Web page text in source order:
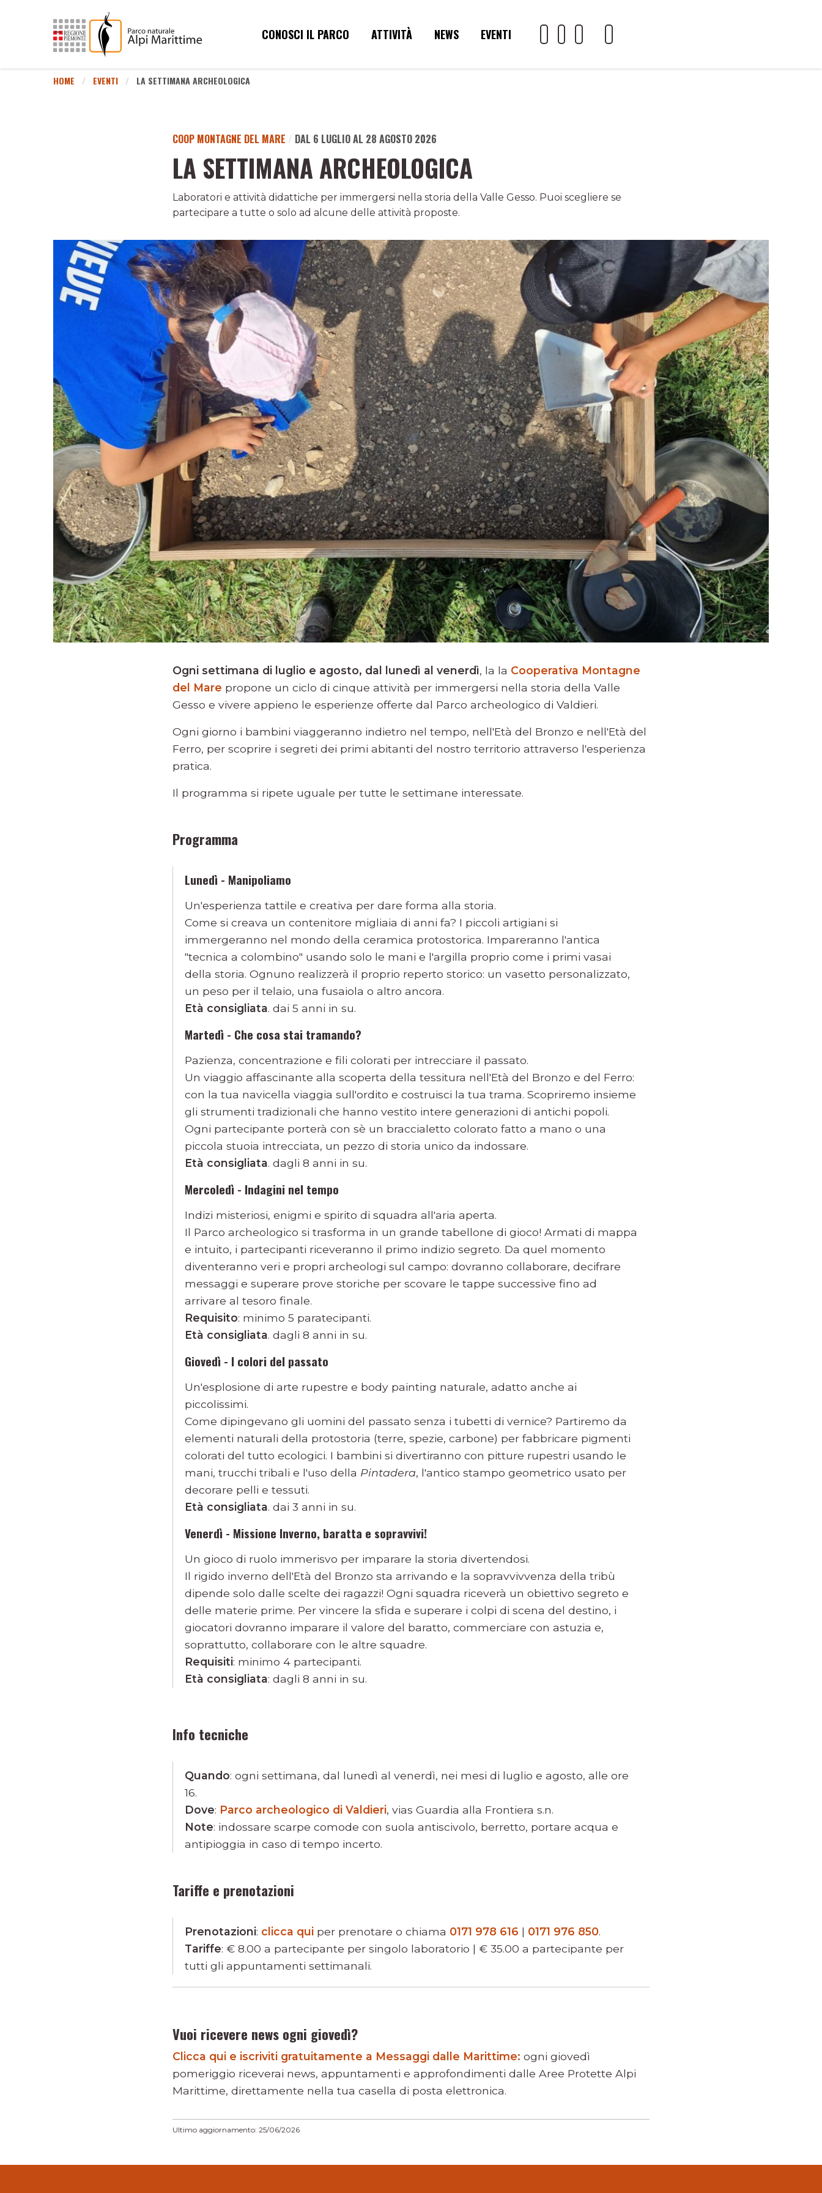
CONOSCI IL PARCO ATTIVITÀ NEWS EVENTI
HOME EVENTI LA SETTIMANA ARCHEOLOGICA
COOP MONTAGNE DEL MARE / DAL 6 LUGLIO AL 28 AGOSTO 2026
LA SETTIMANA ARCHEOLOGICA
Laboratori e attività didattiche per immergersi nella storia della Valle Gesso. Puoi scegliere se
partecipare a tutte o solo ad alcune delle attività proposte.
Ogni settimana di luglio e agosto, dal lunedì al venerdì, la la Cooperativa Montagne
del Mare propone un ciclo di cinque attività per immergersi nella storia della Valle
Gesso e vivere appieno le esperienze offerte dal Parco archeologico di Valdieri.
Ogni giorno i bambini viaggeranno indietro nel tempo, nell'Età del Bronzo e nell'Età del
Ferro, per scoprire i segreti dei primi abitanti del nostro territorio attraverso l'esperienza
pratica.
Il programma si ripete uguale per tutte le settimane interessate.
Programma
Lunedì - Manipoliamo
Un'esperienza tattile e creativa per dare forma alla storia.
Come si creava un contenitore migliaia di anni fa? I piccoli artigiani si
immergeranno nel mondo della ceramica protostorica. Impareranno l'antica
"tecnica a colombino" usando solo le mani e l'argilla proprio come i primi vasai
della storia. Ognuno realizzerà il proprio reperto storico: un vasetto personalizzato,
un peso per il telaio, una fusaiola o altro ancora.
Età consigliata. dai 5 anni in su.
Martedì - Che cosa stai tramando?
Pazienza, concentrazione e fili colorati per intrecciare il passato.
Un viaggio affascinante alla scoperta della tessitura nell'Età del Bronzo e del Ferro:
con la tua navicella viaggia sull'ordito e costruisci la tua trama. Scopriremo insieme
gli strumenti tradizionali che hanno vestito intere generazioni di antichi popoli.
Ogni partecipante porterà con sè un braccialetto colorato fatto a mano o una
piccola stuoia intrecciata, un pezzo di storia unico da indossare.
Età consigliata. dagli 8 anni in su.
Mercoledì - Indagini nel tempo
Indizi misteriosi, enigmi e spirito di squadra all'aria aperta.
Il Parco archeologico si trasforma in un grande tabellone di gioco! Armati di mappa
e intuito, i partecipanti riceveranno il primo indizio segreto. Da quel momento
diventeranno veri e propri archeologi sul campo: dovranno collaborare, decifrare
messaggi e superare prove storiche per scovare le tappe successive fino ad
arrivare al tesoro finale.
Requisito: minimo 5 paratecipanti.
Età consigliata. dagli 8 anni in su.
Giovedì - I colori del passato
Un'esplosione di arte rupestre e body painting naturale, adatto anche ai
piccolissimi.
Come dipingevano gli uomini del passato senza i tubetti di vernice? Partiremo da
elementi naturali della protostoria (terre, spezie, carbone) per fabbricare pigmenti
colorati del tutto ecologici. I bambini si divertiranno con pitture rupestri usando le
mani, trucchi tribali e l'uso della Pintadera, l'antico stampo geometrico usato per
decorare pelli e tessuti.
Età consigliata. dai 3 anni in su.
Venerdì - Missione Inverno, baratta e sopravvivi!
Un gioco di ruolo immerisvo per imparare la storia divertendosi.
Il rigido inverno dell'Età del Bronzo sta arrivando e la sopravvivvenza della tribù
dipende solo dalle scelte dei ragazzi! Ogni squadra riceverà un obiettivo segreto e
delle materie prime. Per vincere la sfida e superare i colpi di scena del destino, i
giocatori dovranno imparare il valore del baratto, commerciare con astuzia e,
soprattutto, collaborare con le altre squadre.
Requisiti: minimo 4 partecipanti.
Età consigliata: dagli 8 anni in su.
Info tecniche
Quando: ogni settimana, dal lunedì al venerdì, nei mesi di luglio e agosto, alle ore
16.
Dove: Parco archeologico di Valdieri, vias Guardia alla Frontiera s.n.
Note: indossare scarpe comode con suola antiscivolo, berretto, portare acqua e
antipioggia in caso di tempo incerto.
Tariffe e prenotazioni
Prenotazioni: clicca qui per prenotare o chiama 0171 978 616 | 0171 976 850.
Tariffe: € 8.00 a partecipante per singolo laboratorio | € 35.00 a partecipante per
tutti gli appuntamenti settimanali.
Vuoi ricevere news ogni giovedì?
Clicca qui e iscriviti gratuitamente a Messaggi dalle Marittime: ogni giovedì
pomeriggio riceverai news, appuntamenti e approfondimenti dalle Aree Protette Alpi
Marittime, direttamente nella tua casella di posta elettronica.
Ultimo aggiornamento: 25/06/2026